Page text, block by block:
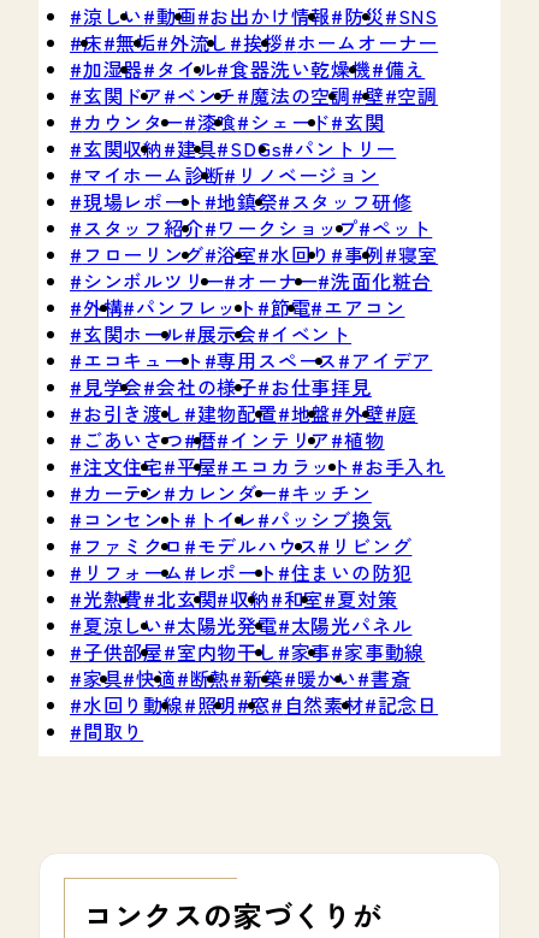
涼しい 動画 お出かけ情報 防災 SNS
床 無垢 外流し 挨拶 ホームオーナー
加湿器 タイル 食器洗い乾燥機 備え
玄関ドア ベンチ 魔法の空調 壁 空調
カウンター 漆喰 シェード 玄関
玄関収納 建具 SDGs パントリー
マイホーム診断
リノベージョン
現場レポート 地鎮祭 スタッフ研修
スタッフ紹介 ワークショップ ペット
フローリング 浴室 水回り 事例 寝室
シンボルツリー オーナー 洗面化粧台
外構 パンフレット 節電 エアコン
玄関ホール 展示会 イベント
エコキュート 専用スペース
アイデア
見学会 会社の様子 お仕事拝見
お引き渡し
建物配置 地盤 外壁 庭
ごあいさつ 暦 インテリア 植物
注文住宅 平屋 エコカラット
お手入れ
カーテン
カレンダー キッチン
コンセント
トイレ
パッシブ換気
ファミクロ
モデルハウス
リビング
リフォーム
レポート 住まいの防犯
光熱費 北玄関 収納 和室 夏対策
夏涼しい 太陽光発電 太陽光パネル
子供部屋 室内物干し 家事 家事動線
家具 快適 断熱 新築 暖かい 書斎
水回り動線 照明 窓 自然素材 記念日
間取り
コンクスの家づくりが